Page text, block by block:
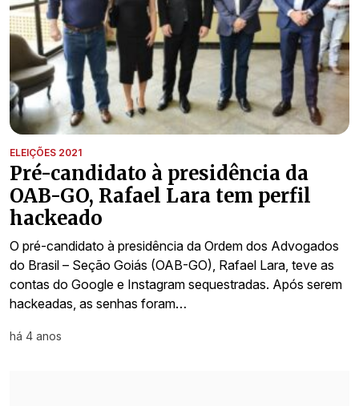
ELEIÇÕES 2021
Pré-candidato à presidência da
OAB-GO, Rafael Lara tem perfil
hackeado
O pré-candidato à presidência da Ordem dos Advogados
do Brasil – Seção Goiás (OAB-GO), Rafael Lara, teve as
contas do Google e Instagram sequestradas. Após serem
hackeadas, as senhas foram…
há 4 anos